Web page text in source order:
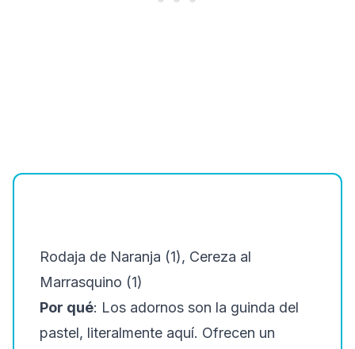
Rodaja de Naranja (1), Cereza al
Marrasquino (1)
Por qué: Los adornos son la guinda del
pastel, literalmente aquí. Ofrecen un